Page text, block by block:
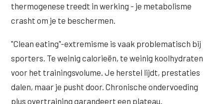
thermogenese treedt in werking - je metabolisme
crasht om je te beschermen.
"Clean eating"-extremisme is vaak problematisch bij
sporters. Te weinig calorieën, te weinig koolhydraten
voor het trainingsvolume. Je herstel lijdt, prestaties
dalen, maar je pusht door. Chronische ondervoeding
plus overtraining garandeert een plateau.